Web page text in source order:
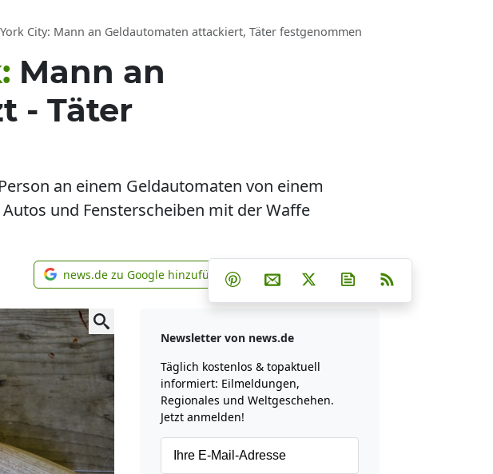
City: Mann an Geldautomaten attackiert, Täter festgenommen
Mann an
- Täter
an einem Geldautomaten von einem
und Fensterscheiben mit der Waffe
news.de zu Google hinzufügen
news.de zu Google hinzufügen Teilen auf Facebook
Teilen auf Whatsapp
Teilen auf Telegram
Teilen auf Pinterest
Per E-Mail teilen
Post auf XNewsletter
Newsletter von news.de
Täglich kostenlos & topaktuell
informiert: Eilmeldungen,
Regionales und Weltgeschehen.
Jetzt anmelden!